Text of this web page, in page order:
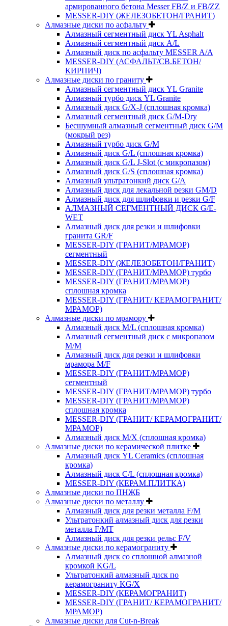
армированного бетона Messer FB/Z и FB/ZZ
MESSER-DIY (ЖЕЛЕЗОБЕТОН/ГРАНИТ)
Алмазные диски по асфальту
Алмазный сегментный диск YL Asphalt
Алмазный сегментный диск A/L
Алмазный диск по асфальту MESSER A/A
MESSER-DIY (АСФАЛЬТ/СВ.БЕТОН/
КИРПИЧ)
Алмазные диски по граниту
Алмазный сегментный диск YL Granite
Алмазный турбо диск YL Granite
Алмазный диск G/X-J (сплошная кромка)
Алмазный сегментный диск G/M-Dry
Бесшумный алмазный сегментный диск G/M
(мокрый рез)
Алмазный турбо диск G/M
Алмазный диск G/L (сплошная кромка)
Алмазный диск G/L J-Slot (с микропазом)
Алмазный диск G/S (сплошная кромка)
Алмазный ультратонкий диск G/A
Алмазный диск для лекальной резки GM/D
Алмазный диск для шлифовки и резки G/F
АЛМАЗНЫЙ СЕГМЕНТНЫЙ ДИСК G/E-
WET
Алмазный диск для резки и шлифовки
гранита GR/F
MESSER-DIY (ГРАНИТ/МРАМОР)
сегментный
MESSER-DIY (ЖЕЛЕЗОБЕТОН/ГРАНИТ)
MESSER-DIY (ГРАНИТ/МРАМОР) турбо
MESSER-DIY (ГРАНИТ/МРАМОР)
сплошная кромка
MESSER-DIY (ГРАНИТ/ КЕРАМОГРАНИТ/
МРАМОР)
Алмазные диски по мрамору
Алмазный диск M/L (сплошная кромка)
Алмазный сегментный диск с микропазом
M/M
Алмазный диск для резки и шлифовки
мрамора M/F
MESSER-DIY (ГРАНИТ/МРАМОР)
сегментный
MESSER-DIY (ГРАНИТ/МРАМОР) турбо
MESSER-DIY (ГРАНИТ/МРАМОР)
сплошная кромка
MESSER-DIY (ГРАНИТ/ КЕРАМОГРАНИТ/
МРАМОР)
Алмазный диск M/X (сплошная кромка)
Алмазные диски по керамической плитке
Алмазный диск YL Ceramics (сплошная
кромка)
Алмазный диск C/L (сплошная кромка)
MESSER-DIY (КЕРАМ.ПЛИТКА)
Алмазные диски по ПНЖБ
Алмазные диски по металлу
Алмазный диск для резки металла F/M
Ультратонкий алмазный диск для резки
металла F/MT
Алмазный диск для резки рельс F/V
Алмазные диски по керамограниту
Алмазный диск со сплошной алмазной
кромкой KG/L
Ультратонкий алмазный диск по
керамограниту KG/X
MESSER-DIY (КЕРАМОГРАНИТ)
MESSER-DIY (ГРАНИТ/ КЕРАМОГРАНИТ/
МРАМОР)
Алмазные диски для Cut-n-Break